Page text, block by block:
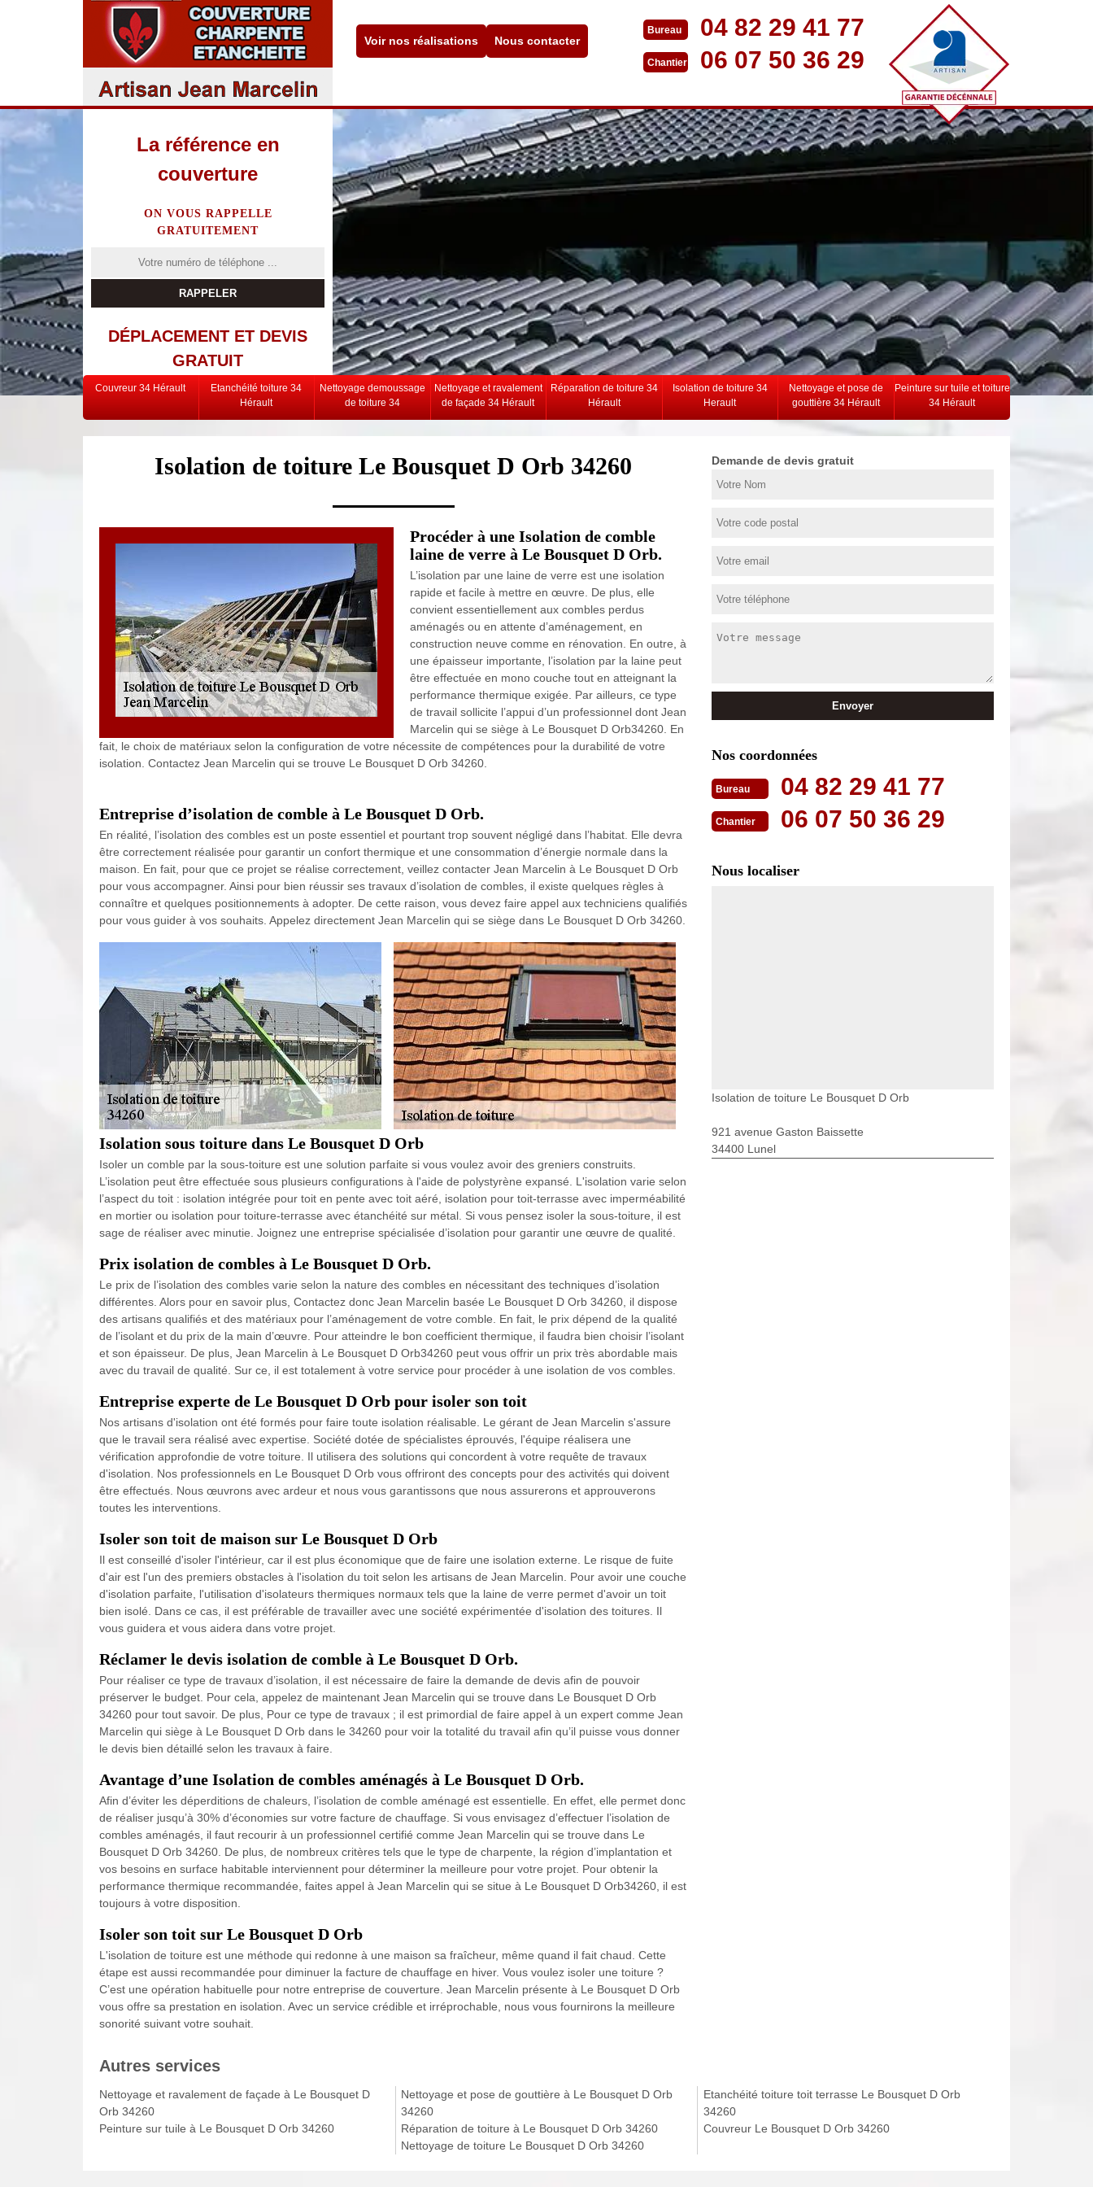
Voir nos réalisations Nous contacter
Bureau 04 82 29 41 77
Chantier 06 07 50 36 29
La référence en
couverture
ON VOUS RAPPELLE
GRATUITEMENT
DÉPLACEMENT ET DEVIS
GRATUIT
Couvreur 34 Hérault
Etanchéité toiture 34
Hérault
Nettoyage demoussage
de toiture 34
Nettoyage et ravalement
de façade 34 Hérault
Réparation de toiture 34
Hérault
Isolation de toiture 34
Herault
Nettoyage et pose de
gouttière 34 Hérault
Peinture sur tuile et toiture
34 Hérault
Isolation de toiture Le Bousquet D Orb 34260
Procéder à une Isolation de comble
laine de verre à Le Bousquet D Orb.
L’isolation par une laine de verre est une isolation
rapide et facile à mettre en œuvre. De plus, elle
convient essentiellement aux combles perdus
aménagés ou en attente d’aménagement, en
construction neuve comme en rénovation. En outre, à
une épaisseur importante, l’isolation par la laine peut
être effectuée en mono couche tout en atteignant la
performance thermique exigée. Par ailleurs, ce type
de travail sollicite l’appui d’un professionnel dont Jean
Marcelin qui se siège à Le Bousquet D Orb34260. En
fait, le choix de matériaux selon la configuration de votre nécessite de compétences pour la durabilité de votre
isolation. Contactez Jean Marcelin qui se trouve Le Bousquet D Orb 34260.
Entreprise d’isolation de comble à Le Bousquet D Orb.
En réalité, l’isolation des combles est un poste essentiel et pourtant trop souvent négligé dans l’habitat. Elle devra
être correctement réalisée pour garantir un confort thermique et une consommation d’énergie normale dans la
maison. En fait, pour que ce projet se réalise correctement, veillez contacter Jean Marcelin à Le Bousquet D Orb
pour vous accompagner. Ainsi pour bien réussir ses travaux d’isolation de combles, il existe quelques règles à
connaître et quelques positionnements à adopter. De cette raison, vous devez faire appel aux techniciens qualifiés
pour vous guider à vos souhaits. Appelez directement Jean Marcelin qui se siège dans Le Bousquet D Orb 34260.
Isolation sous toiture dans Le Bousquet D Orb
Isoler un comble par la sous-toiture est une solution parfaite si vous voulez avoir des greniers construits.
L’isolation peut être effectuée sous plusieurs configurations à l'aide de polystyrène expansé. L'isolation varie selon
l’aspect du toit : isolation intégrée pour toit en pente avec toit aéré, isolation pour toit-terrasse avec imperméabilité
en mortier ou isolation pour toiture-terrasse avec étanchéité sur métal. Si vous pensez isoler la sous-toiture, il est
sage de réaliser avec minutie. Joignez une entreprise spécialisée d’isolation pour garantir une œuvre de qualité.
Prix isolation de combles à Le Bousquet D Orb.
Le prix de l’isolation des combles varie selon la nature des combles en nécessitant des techniques d’isolation
différentes. Alors pour en savoir plus, Contactez donc Jean Marcelin basée Le Bousquet D Orb 34260, il dispose
des artisans qualifiés et des matériaux pour l’aménagement de votre comble. En fait, le prix dépend de la qualité
de l’isolant et du prix de la main d’œuvre. Pour atteindre le bon coefficient thermique, il faudra bien choisir l’isolant
et son épaisseur. De plus, Jean Marcelin à Le Bousquet D Orb34260 peut vous offrir un prix très abordable mais
avec du travail de qualité. Sur ce, il est totalement à votre service pour procéder à une isolation de vos combles.
Entreprise experte de Le Bousquet D Orb pour isoler son toit
Nos artisans d'isolation ont été formés pour faire toute isolation réalisable. Le gérant de Jean Marcelin s'assure
que le travail sera réalisé avec expertise. Société dotée de spécialistes éprouvés, l'équipe réalisera une
vérification approfondie de votre toiture. Il utilisera des solutions qui concordent à votre requête de travaux
d'isolation. Nos professionnels en Le Bousquet D Orb vous offriront des concepts pour des activités qui doivent
être effectués. Nous œuvrons avec ardeur et nous vous garantissons que nous assurerons et approuverons
toutes les interventions.
Isoler son toit de maison sur Le Bousquet D Orb
Il est conseillé d'isoler l'intérieur, car il est plus économique que de faire une isolation externe. Le risque de fuite
d'air est l'un des premiers obstacles à l'isolation du toit selon les artisans de Jean Marcelin. Pour avoir une couche
d'isolation parfaite, l'utilisation d'isolateurs thermiques normaux tels que la laine de verre permet d'avoir un toit
bien isolé. Dans ce cas, il est préférable de travailler avec une société expérimentée d'isolation des toitures. Il
vous guidera et vous aidera dans votre projet.
Réclamer le devis isolation de comble à Le Bousquet D Orb.
Pour réaliser ce type de travaux d’isolation, il est nécessaire de faire la demande de devis afin de pouvoir
préserver le budget. Pour cela, appelez de maintenant Jean Marcelin qui se trouve dans Le Bousquet D Orb
34260 pour tout savoir. De plus, Pour ce type de travaux ; il est primordial de faire appel à un expert comme Jean
Marcelin qui siège à Le Bousquet D Orb dans le 34260 pour voir la totalité du travail afin qu’il puisse vous donner
le devis bien détaillé selon les travaux à faire.
Avantage d’une Isolation de combles aménagés à Le Bousquet D Orb.
Afin d’éviter les déperditions de chaleurs, l’isolation de comble aménagé est essentielle. En effet, elle permet donc
de réaliser jusqu’à 30% d’économies sur votre facture de chauffage. Si vous envisagez d’effectuer l’isolation de
combles aménagés, il faut recourir à un professionnel certifié comme Jean Marcelin qui se trouve dans Le
Bousquet D Orb 34260. De plus, de nombreux critères tels que le type de charpente, la région d’implantation et
vos besoins en surface habitable interviennent pour déterminer la meilleure pour votre projet. Pour obtenir la
performance thermique recommandée, faites appel à Jean Marcelin qui se situe à Le Bousquet D Orb34260, il est
toujours à votre disposition.
Isoler son toit sur Le Bousquet D Orb
L'isolation de toiture est une méthode qui redonne à une maison sa fraîcheur, même quand il fait chaud. Cette
étape est aussi recommandée pour diminuer la facture de chauffage en hiver. Vous voulez isoler une toiture ?
C’est une opération habituelle pour notre entreprise de couverture. Jean Marcelin présente à Le Bousquet D Orb
vous offre sa prestation en isolation. Avec un service crédible et irréprochable, nous vous fournirons la meilleure
sonorité suivant votre souhait.
Demande de devis gratuit
Nos coordonnées
Bureau 04 82 29 41 77
Chantier 06 07 50 36 29
Nous localiser
Isolation de toiture Le Bousquet D Orb
921 avenue Gaston Baissette
34400 Lunel
Autres services
Nettoyage et ravalement de façade à Le Bousquet D
Orb 34260
Peinture sur tuile à Le Bousquet D Orb 34260
Nettoyage et pose de gouttière à Le Bousquet D Orb
34260
Réparation de toiture à Le Bousquet D Orb 34260
Nettoyage de toiture Le Bousquet D Orb 34260
Etanchéité toiture toit terrasse Le Bousquet D Orb
34260
Couvreur Le Bousquet D Orb 34260